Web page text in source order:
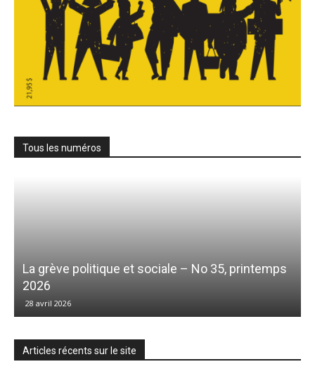
Tous les numéros
La grève politique et sociale – No 35, printemps
2026
28 avril 2026
Articles récents sur le site